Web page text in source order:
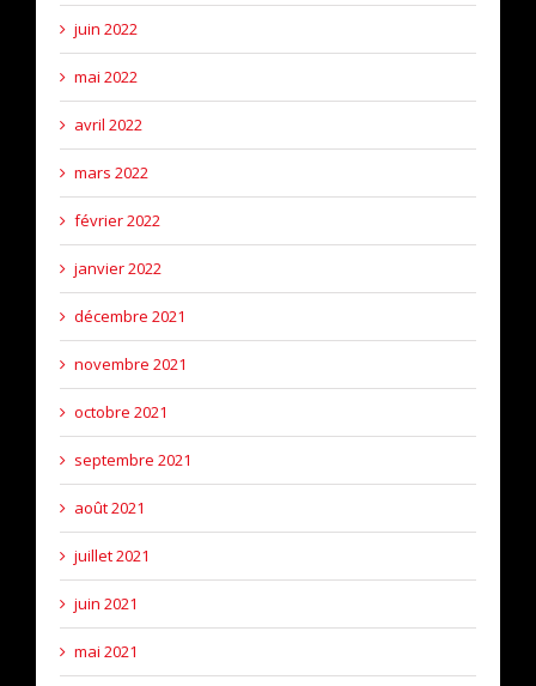
juin 2022
mai 2022
avril 2022
mars 2022
février 2022
janvier 2022
décembre 2021
novembre 2021
octobre 2021
septembre 2021
août 2021
juillet 2021
juin 2021
mai 2021